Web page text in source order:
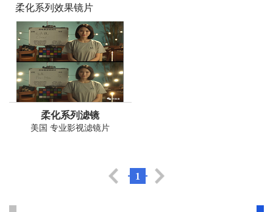
柔化系列效果镜片
柔化系列滤镜
美国 专业影视滤镜片
1